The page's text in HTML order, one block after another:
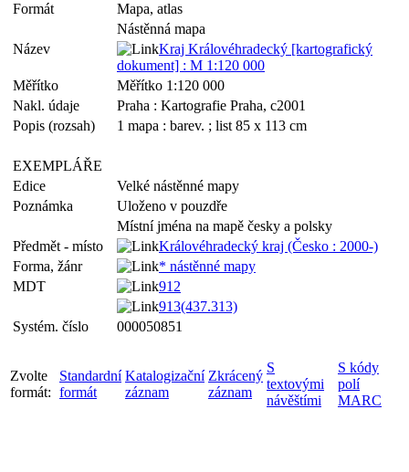
Formát
Mapa, atlas
Nástěnná mapa
Název
Kraj Královéhradecký [kartografický
dokument] : M 1:120 000
Měřítko
Měřítko 1:120 000
Nakl. údaje
Praha : Kartografie Praha, c2001
Popis (rozsah)
1 mapa : barev. ; list 85 x 113 cm
EXEMPLÁŘE
Edice
Velké nástěnné mapy
Poznámka
Uloženo v pouzdře
Místní jména na mapě česky a polsky
Předmět - místo
Královéhradecký kraj (Česko : 2000-)
Forma, žánr
* nástěnné mapy
MDT
912
913(437.313)
Systém. číslo
000050851
Zvolte
formát:
Standardní
formát
Katalogizační
záznam
Zkrácený
záznam
S
textovými
návěštími
S kódy
polí
MARC